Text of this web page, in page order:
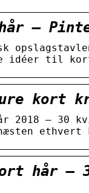
–
idéer til
kort
– 30
hår –